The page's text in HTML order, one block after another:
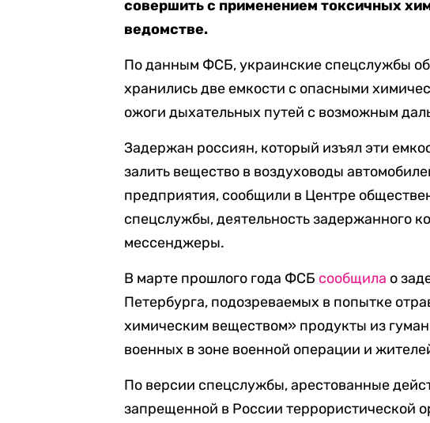
совершить с применением токсичных
ведомстве.
По данным ФСБ, украинские спецслужбы
хранились две емкости с опасными
ожоги дыхательных путей с возможным
Задержан россиян, который изъял эти
залить вещество в воздуховоды
предприятия, сообщили в Центре
спецслужбы, деятельность задержанного
мессенджеры.
В марте прошлого года ФСБ сообщила о
Петербурга, подозреваемых в попытке
химическим веществом» продукты из
военных в зоне военной операции и
По версии спецслужбы, арестованные
запрещенной в России террористической